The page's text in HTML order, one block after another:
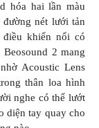
hóa hai lần màu
nét lưới tản
khiển nổi có
2 mang
Acoustic Lens
thân loa hình
nghe có thể lướt
diện tay quay cho